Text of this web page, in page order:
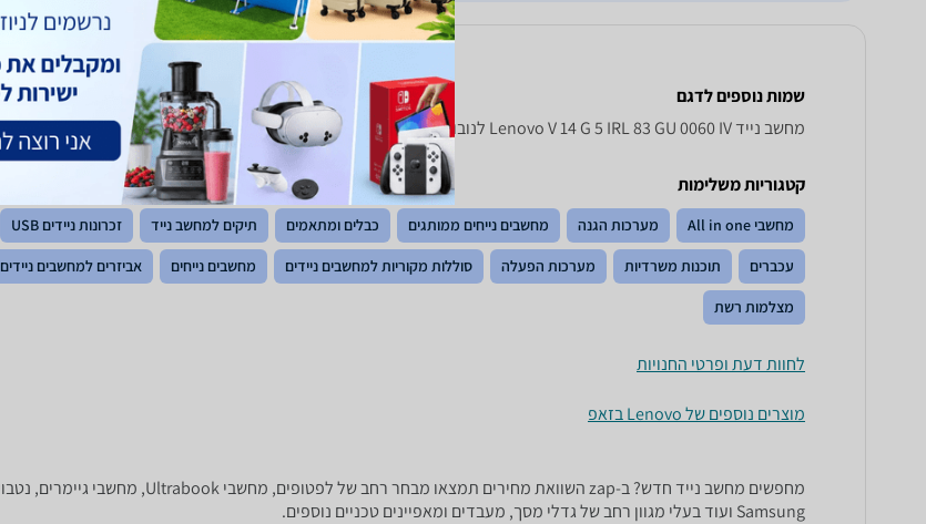
שמות נוספים לדגם
מחשב נייד Lenovo V 14 G 5 IRL 83 GU 0060 IV לנובו, V14 G5 IRL 83GU0060IV לנובו , לנובו V14 G5 IRL 83GU0060IV
קטגוריות משלימות
מחשבי All in one מערכות הגנה מחשבים נייחים ממותגים כבלים ומתאמים תיקים למחשב נייד זכרונות ניידים USB
עכברים תוכנות משרדיות מערכות הפעלה סוללות מקוריות למחשבים ניידים מחשבים נייחים אביזרים למחשבים ניידים
מצלמות רשת
לחוות דעת ופרטי החנויות
מוצרים נוספים של Lenovo בזאפ
Samsung ועוד בעלי מגוון רחב של גדלי מסך, מעבדים ומאפיינים טכניים נוספים.